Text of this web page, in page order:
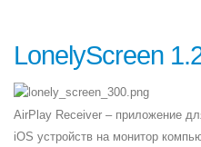
LonelyScreen
AirPlay Receiver – приложение
iOS устройств на монитор